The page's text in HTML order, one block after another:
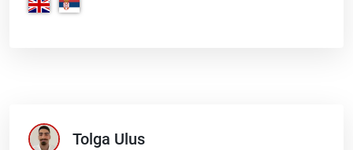
Tolga Ulus